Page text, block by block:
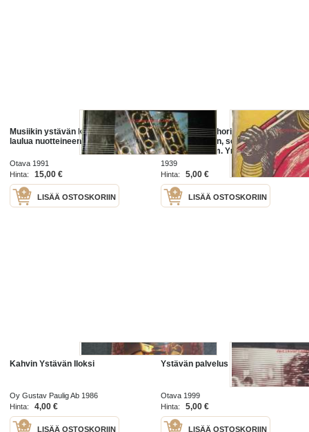
Musiikin ystävän käsikirja. 98
laulua nuotteineen
Otava 1991
Hinta:
15,00 €
LISÄÄ OSTOSKORIIN
Bosambo : Ochorin kuninkaan
Sandin ystävän, seikkailuja / Edgar
Wallace ; suom. Yrjö Kivimies.
1939
Hinta:
5,00 €
LISÄÄ OSTOSKORIIN
Kahvin Ystävän Iloksi
Oy Gustav Paulig Ab 1986
Hinta:
4,00 €
LISÄÄ OSTOSKORIIN
Ystävän palvelus
Otava 1999
Hinta:
5,00 €
LISÄÄ OSTOSKORIIN